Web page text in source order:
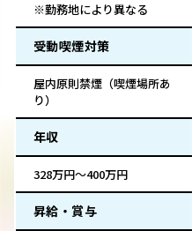
※勤務地により異なる
受動喫煙対策
屋内原則禁煙（喫煙場所あ
り）
年収
328万円～400万円
昇給・賞与